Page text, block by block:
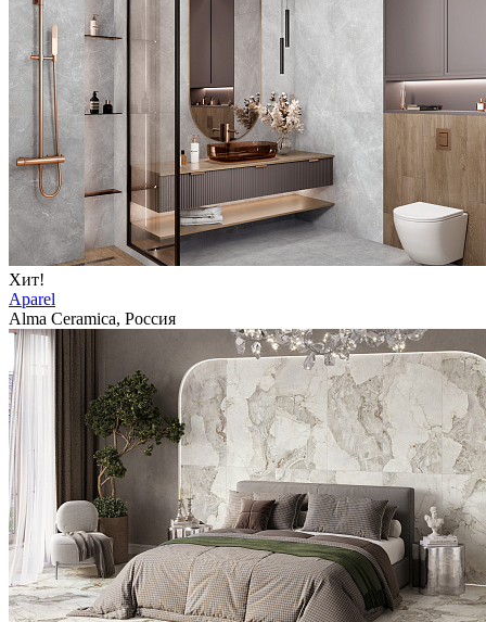
Хит!
Aparel
Alma Ceramica, Россия